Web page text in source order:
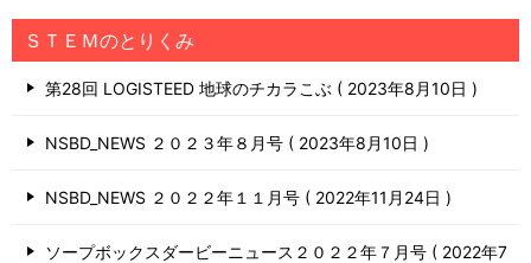
ＳＴＥＭのとりくみ
第28回 LOGISTEED 地球のチカラこぶ 2023年8月10日
NSBD_NEWS ２０２３年８月号 2023年8月10日
NSBD_NEWS ２０２２年１１月号 2022年11月24日
ソープボックスダービーニュース２０２２年７月号
2022年7